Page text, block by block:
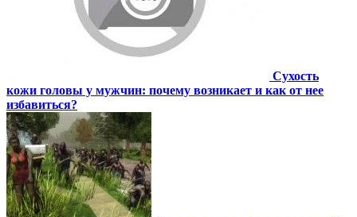
Сухость
кожи головы у мужчин: почему возникает и как от нее
избавиться?